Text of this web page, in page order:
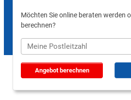
Möchten Sie online beraten werden
berechnen?
Angebot berechnen